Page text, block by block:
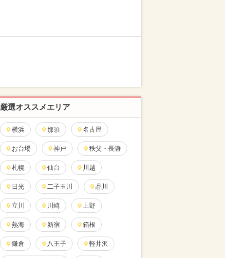
厳選オススメエリア
横浜 那須 名古屋
お台場 神戸 秩父・長瀞
札幌 仙台 川越
日光 二子玉川 品川
立川 川崎 上野
熱海 新宿 箱根
鎌倉 八王子 軽井沢